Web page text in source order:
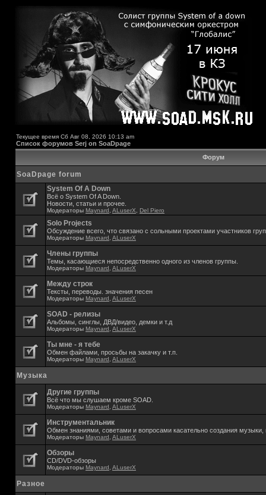
Текущее время Сб Авг 08, 2026 10:13 am
Список форумов Serj on SoaDpage
Форум
SoaDpage forum
System Of A Down
Всё о System Of A Down.
Новости, статьи и прочее.
Модераторы Maynard ALuserX Del Piero
Solo Projects
Обсуждение всего, что связано с сольными проектами участников
Модераторы Maynard ALuserX
Члены группы
Темы, касающиеся непосредственно одного из членов группы.
Модераторы Maynard ALuserX
Между строк
Тексты, переводы. значения песен
Модераторы Maynard ALuserX
SOAD - релизы
Альбомы, синглы, ДВД/видео, демки и т.д
Модераторы Maynard ALuserX
Ты мне - я тебе
Обмен файлами, просьбы на закачку и т.п.
Модераторы Maynard ALuserX
Музыка
Другие группы
Всё что мы слушаем кроме SOAD.
Модераторы Maynard ALuserX
Инструментальник
Обмен знаниями, советами и вопросами касательно создания музыки,
Модераторы Maynard ALuserX
Обзоры
CD/DVD-обзоры
Модераторы Maynard ALuserX
Разное